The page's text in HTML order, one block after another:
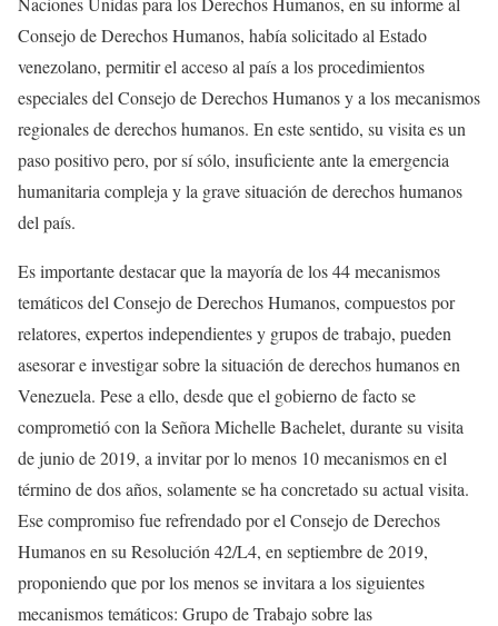
Consejo de Derechos Humanos, había solicitado al Estado
venezolano, permitir el acceso al país a los procedimientos
especiales del Consejo de Derechos Humanos y a los mecanismos
regionales de derechos humanos. En este sentido, su visita es un
paso positivo pero, por sí sólo, insuficiente ante la emergencia
humanitaria compleja y la grave situación de derechos humanos
del país.
Es importante destacar que la mayoría de los 44 mecanismos
temáticos del Consejo de Derechos Humanos, compuestos por
relatores, expertos independientes y grupos de trabajo, pueden
asesorar e investigar sobre la situación de derechos humanos en
Venezuela. Pese a ello, desde que el gobierno de facto se
comprometió con la Señora Michelle Bachelet, durante su visita
de junio de 2019, a invitar por lo menos 10 mecanismos en el
término de dos años, solamente se ha concretado su actual visita.
Ese compromiso fue refrendado por el Consejo de Derechos
Humanos en su Resolución 42/L4, en septiembre de 2019,
proponiendo que por los menos se invitara a los siguientes
mecanismos temáticos: Grupo de Trabajo sobre las